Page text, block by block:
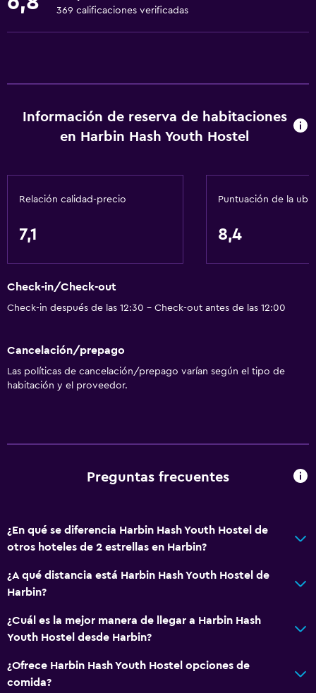
Toallas
Gel de ducha
Aire acondicionado
General
Pantuflas
Habitaciones insonorizadas
Alfombrado
Caja fuerte
Mostrador de información turística
Check-out exprés
Recepción 24 horas
369 calificaciones verificadas
Información de reserva de habitaciones
en Harbin Hash Youth Hostel
Relación calidad-precio
7,1
Puntuación de la
8,4
Check-in/Check-out
Check-in después de las 12:30 - Check-out antes de las 12:00
Cancelación/prepago
Las políticas de cancelación/prepago varían según el tipo de
habitación y el proveedor.
Preguntas frecuentes
¿En qué se diferencia Harbin Hash Youth Hostel de
otros hoteles de 2 estrellas en Harbin?
¿A qué distancia está Harbin Hash Youth Hostel de
Harbin?
¿Cuál es la mejor manera de llegar a Harbin Hash
Youth Hostel desde Harbin?
¿Ofrece Harbin Hash Youth Hostel opciones de
comida?